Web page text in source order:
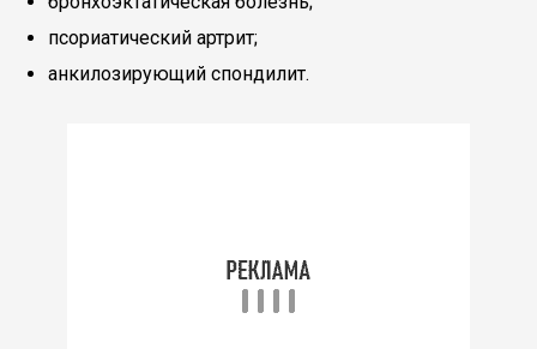
псориатический артрит;
анкилозирующий спондилит.